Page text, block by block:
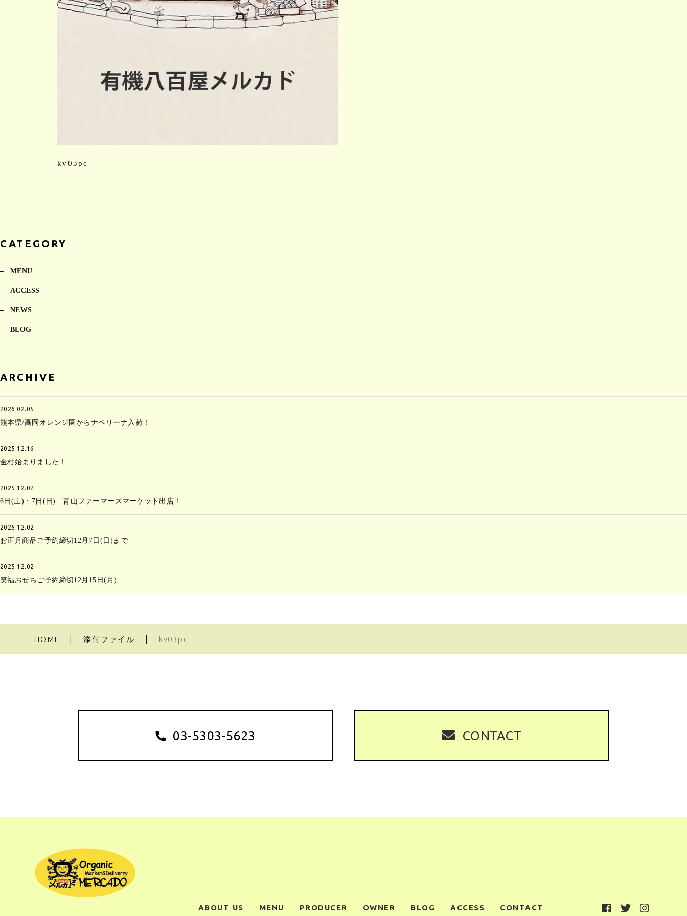
kv03pc
CATEGORY
MENU
ACCESS
NEWS
BLOG
ARCHIVE
2026.02.05
熊本県/高岡オレンジ園からナベリーナ入荷！
2025.12.16
金柑始まりました！
2025.12.02
6日(土)・7日(日) 青山ファーマーズマーケット出店！
2025.12.02
お正月商品ご予約締切12月7日(日)まで
2025.12.02
笑福おせちご予約締切12月15日(月)
HOME 添付ファイル kv03pc
03-5303-5623 CONTACT
ABOUT US MENU PRODUCER OWNER BLOG ACCESS CONTACT